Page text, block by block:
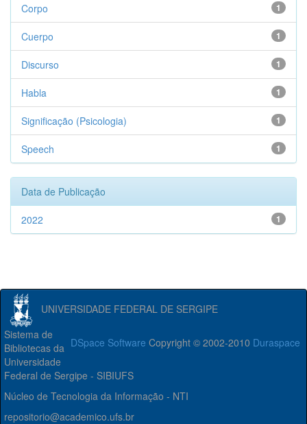
1
Corpo
1
Cuerpo
1
Discurso
1
Habla
1
Significação (Psicologia)
1
Speech
Data de Publicação
1
2022
UNIVERSIDADE FEDERAL DE SERGIPE
DSpace Software Copyright © 2002-2010 Duraspace
Sistema de
Bibliotecas da
Universidade
Federal de Sergipe - SIBIUFS
Núcleo de Tecnologia da Informação - NTI
repositorio@academico.ufs.br